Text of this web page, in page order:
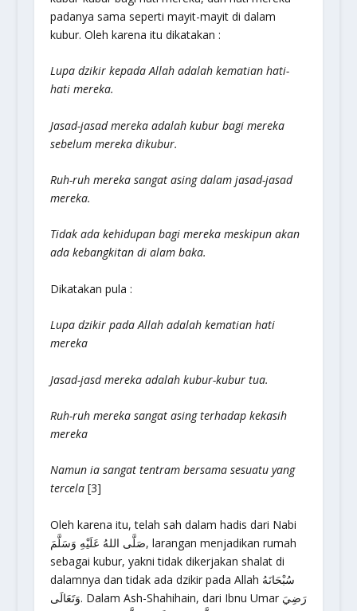
padanya sama seperti mayit-mayit di dalam
kubur. Oleh karena itu dikatakan :
Lupa dzikir kepada Allah adalah kematian hati-
hati mereka.
Jasad-jasad mereka adalah kubur bagi mereka
sebelum mereka dikubur.
Ruh-ruh mereka sangat asing dalam jasad-jasad
mereka.
Tidak ada kehidupan bagi mereka meskipun akan
ada kebangkitan di alam baka.
Dikatakan pula :
Lupa dzikir pada Allah adalah kematian hati
mereka
Jasad-jasd mereka adalah kubur-kubur tua.
Ruh-ruh mereka sangat asing terhadap kekasih
mereka
Namun ia sangat tentram bersama sesuatu yang
tercela[3]
Oleh karena itu, telah sah dalam hadis dari Nabi
صَلَّى اللهُ عَلَيْهِ وَسَلَّمَ, larangan menjadikan rumah
sebagai kubur, yakni tidak dikerjakan shalat di
dalamnya dan tidak ada dzikir pada Allah سُبْحَانَهُ
وَتَعَالَى. Dalam Ash-Shahihain, dari Ibnu Umar رَضِيَ